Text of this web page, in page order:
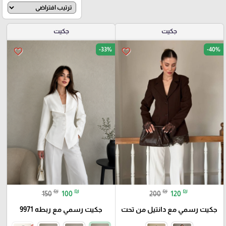
جكيت
favorite_border -40%
200 ₪ 120 ₪
جكيت رسمي مع دانتيل من تحت
جكيت
favorite_border -33%
150 ₪ 100 ₪
جكيت رسمي مع ربطه 9971